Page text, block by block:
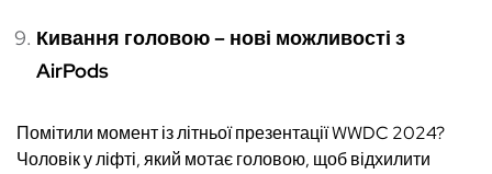
Кивання головою – нові можливості з
AirPods
Помітили момент із літньої презентації WWDC 2024?
Чоловік у ліфті, який мотає головою, щоб відхилити